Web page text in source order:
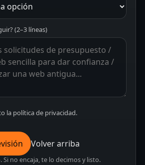
(2–3 líneas)
la política de privacidad.
Volver arriba
no encaja, te lo decimos y listo.